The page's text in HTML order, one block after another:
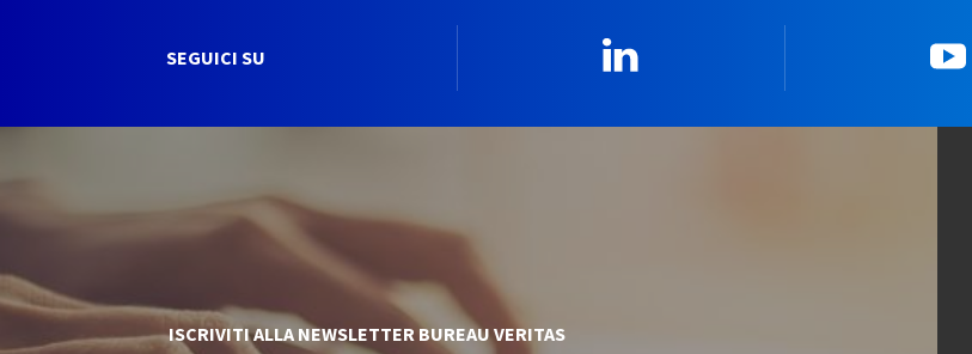
SEGUICI SU
ISCRIVITI ALLA NEWSLETTER BUREAU VERITAS